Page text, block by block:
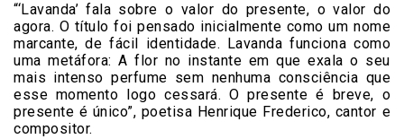
“‘Lavanda’ fala sobre o valor do presente, o valor do
agora. O título foi pensado inicialmente como um nome
marcante, de fácil identidade. Lavanda funciona como
uma metáfora: A flor no instante em que exala o seu
mais intenso perfume sem nenhuma consciência que
esse momento logo cessará. O presente é breve, o
presente é único”, poetisa Henrique Frederico, cantor e
compositor.